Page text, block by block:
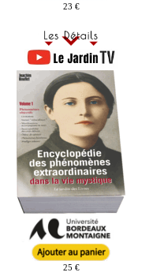
23 €
25 €